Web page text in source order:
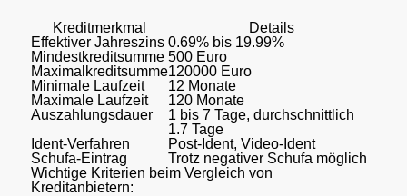
Kreditmerkmal
Details
Effektiver Jahreszins 0.69% bis 19.99%
Mindestkreditsumme 500 Euro
Maximalkreditsumme120000 Euro
Minimale Laufzeit
12 Monate
Maximale Laufzeit
120 Monate
Auszahlungsdauer
1 bis 7 Tage, durchschnittlich
1.7 Tage
Ident-Verfahren
Post-Ident, Video-Ident
Schufa-Eintrag
Trotz negativer Schufa möglich
Wichtige Kriterien beim Vergleich von
Kreditanbietern: